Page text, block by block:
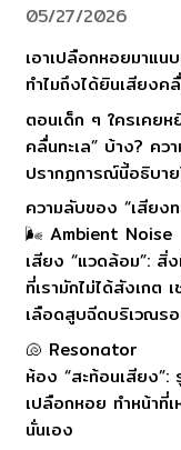
05/27/2026
เอาเปลือกหอยมาแน
ทำไมถึงได้ยินเสียงค
ตอนเด็ก ๆ ใครเคย
คลื่นทะเล” บ้าง? คว
ปรากฏการณ์นี้อธิบา
ความลับของ “เสียง
🌬️ Ambient Noise
เสียง “แวดล้อม”: สิ่
ที่เรามักไม่ได้สังเกต
เลือดสูบฉีดบริเวณร
🐚 Resonator
ห้อง “สะท้อนเสียง”:
เปลือกหอย ทำหน้าที่
นั่นเอง